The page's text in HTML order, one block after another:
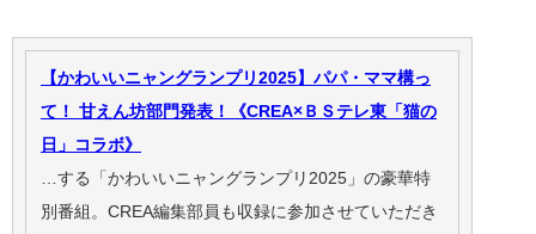
【かわいいニャングランプリ2025】パパ・ママ構っ
て！ 甘えん坊部門発表！《CREA×ＢＳテレ東「猫の
日」コラボ》
…する「かわいいニャングランプリ2025」の豪華特
別番組。CREA編集部員も収録に参加させていただき